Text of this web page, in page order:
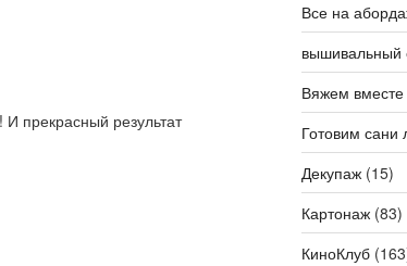
прекрасный результат
Все на
вышивальный
Вяжем вместе
Готовим сани
Декупаж(15)
Картонаж(83)
КиноКлуб